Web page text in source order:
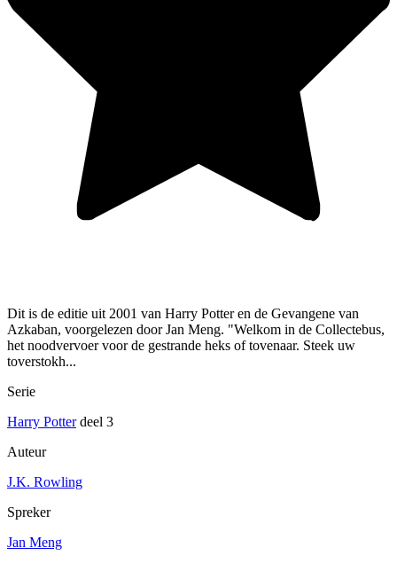
Dit is de editie uit 2001 van Harry Potter en de Gevangene van
Azkaban, voorgelezen door Jan Meng. "Welkom in de Collectebus,
het noodvervoer voor de gestrande heks of tovenaar. Steek uw
toverstokh...
Serie
Harry Potterdeel 3
Auteur
J.K. Rowling
Spreker
Jan Meng